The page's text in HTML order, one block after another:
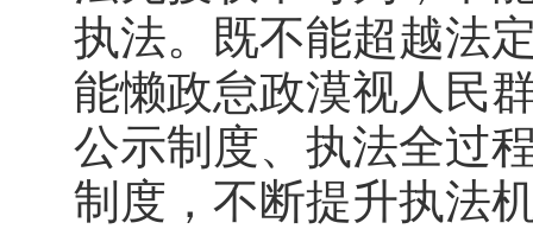
执法。既不能超越法
能懒政怠政漠视人民
公示制度、执法全过
制度，不断提升执法